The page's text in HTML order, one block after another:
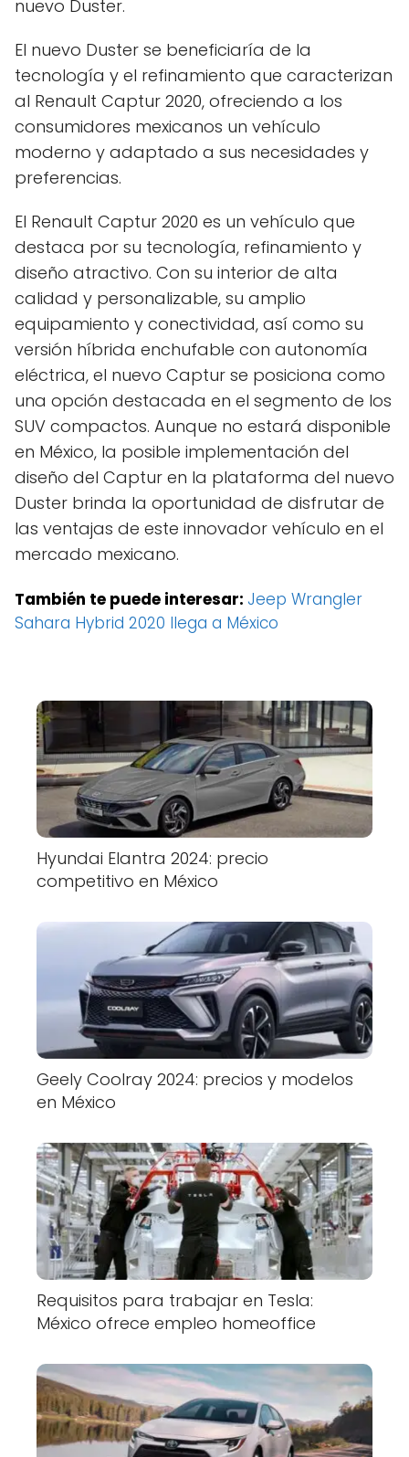
nuevo Duster.
El nuevo Duster se beneficiaría de la
tecnología y el refinamiento que caracterizan
al Renault Captur 2020, ofreciendo a los
consumidores mexicanos un vehículo
moderno y adaptado a sus necesidades y
preferencias.
El Renault Captur 2020 es un vehículo que
destaca por su tecnología, refinamiento y
diseño atractivo. Con su interior de alta
calidad y personalizable, su amplio
equipamiento y conectividad, así como su
versión híbrida enchufable con autonomía
eléctrica, el nuevo Captur se posiciona como
una opción destacada en el segmento de los
SUV compactos. Aunque no estará disponible
en México, la posible implementación del
diseño del Captur en la plataforma del nuevo
Duster brinda la oportunidad de disfrutar de
las ventajas de este innovador vehículo en el
mercado mexicano.
También te puede interesar: Jeep Wrangler
Sahara Hybrid 2020 llega a México
Hyundai Elantra 2024: precio
competitivo en México
Geely Coolray 2024: precios y modelos
en México
Requisitos para trabajar en Tesla:
México ofrece empleo homeoffice